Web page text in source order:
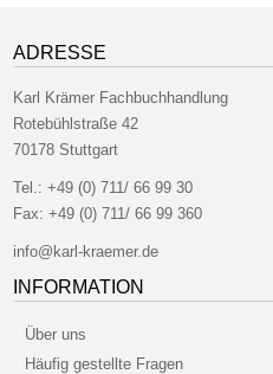
ADRESSE
Karl Krämer Fachbuchhandlung
Rotebühlstraße 42
70178 Stuttgart
Tel.:+49 (0) 711/ 66 99 30
Fax: +49 (0) 711/ 66 99 360
info@karl-kraemer.de
INFORMATION
Über uns
Häufig gestellte Fragen